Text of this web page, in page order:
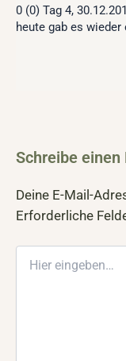
0 (0) Tag 4,
heute gab es
Schreibe
Deine E-Mail-
Erforderliche
eingeben…